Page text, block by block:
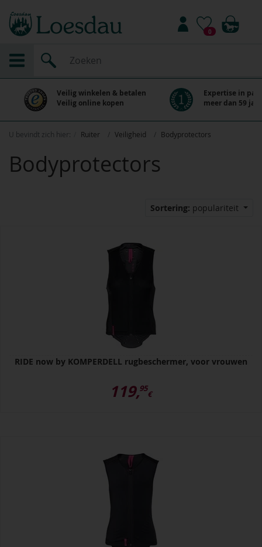
0
Veilig winkelen & betalen
Veilig online kopen
Expertise in
meer dan 59
U bevindt zich hier: Ruiter Veiligheid Bodyprotectors
Bodyprotectors
Sortering: populariteit
RIDE now by KOMPERDELL rugbeschermer, voor vrouwen
119,95
€